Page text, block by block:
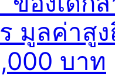
มูลค่าสูง
บาท